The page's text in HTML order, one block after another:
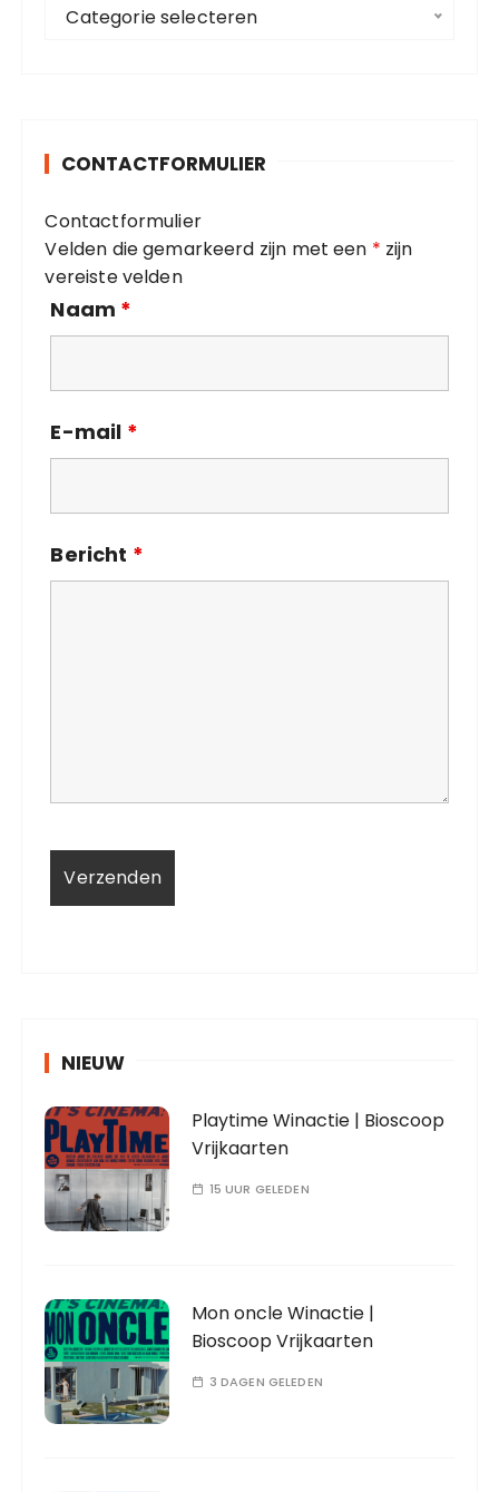
r
e
ë
n
Categorie selecteren
CONTACTFORMULIER
Contactformulier
Velden die gemarkeerd zijn met een * zijn
vereiste velden
Naam *
E-mail *
Bericht *
NIEUW
Playtime Winactie | Bioscoop
Vrijkaarten
15 UUR GELEDEN
Mon oncle Winactie |
Bioscoop Vrijkaarten
3 DAGEN GELEDEN